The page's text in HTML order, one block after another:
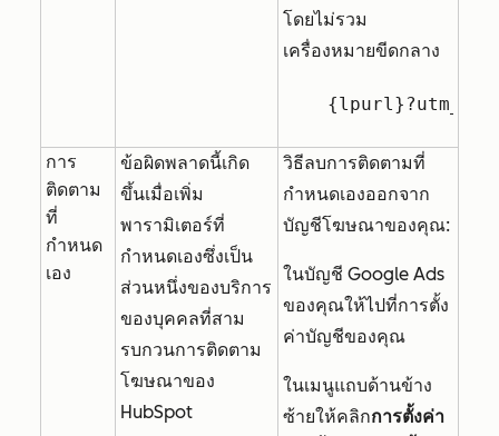
โดยไม่รวม
เครื่องหมายขีดกลาง
การ
ติดตาม
ที่
กำหนด
เอง
ข้อผิดพลาดนี้เกิด
ขึ้นเมื่อเพิ่ม
พารามิเตอร์ที่
กำหนดเองซึ่งเป็น
ส่วนหนึ่งของบริการ
ของบุคคลที่สาม
รบกวนการติดตาม
โฆษณาของ
HubSpot
วิธีลบการติดตามที่
กำหนดเองออกจาก
บัญชีโฆษณาของคุณ:
ในบัญชี Google Ads
ของคุณให้ไปที่การตั้ง
ค่าบัญชีของคุณ
ในเมนูแถบด้านข้าง
ซ้ายให้คลิกการตั้งค่า